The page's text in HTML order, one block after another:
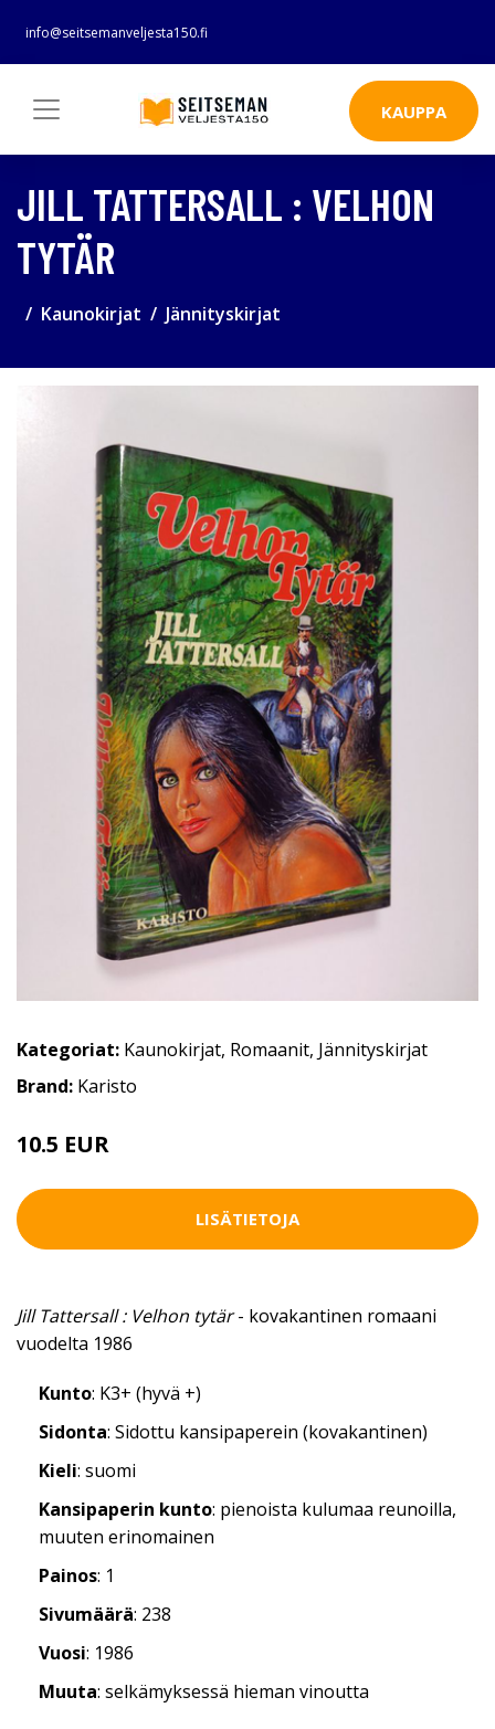
info@seitsemanveljesta150.fi
KAUPPA
JILL TATTERSALL : VELHON
TYTÄR
Kaunokirjat Jännityskirjat
Kategoriat: Kaunokirjat, Romaanit, Jännityskirjat
Brand: Karisto
10.5 EUR
LISÄTIETOJA
Jill Tattersall : Velhon tytär- kovakantinen romaani
vuodelta 1986
Kunto: K3+ (hyvä +)
Sidonta: Sidottu kansipaperein (kovakantinen)
Kieli: suomi
Kansipaperin kunto: pienoista kulumaa reunoilla,
muuten erinomainen
Painos: 1
Sivumäärä: 238
Vuosi: 1986
Muuta: selkämyksessä hieman vinoutta